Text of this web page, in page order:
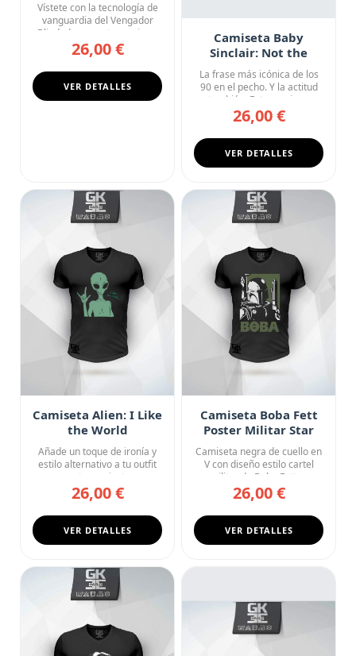
Vístete con la tecnología de
vanguardia del Vengador
Blindado con esta camise...
26,00 €
VER DETALLES
Camiseta Baby
Sinclair: Not the
Mama!
La frase más icónica de los
90 en el pecho. Y la actitud
también. Esta camise...
26,00 €
VER DETALLES
Camiseta Alien: I Like
the World
Añade un toque de ironía y
estilo alternativo a tu outfit
con esta camiseta n...
26,00 €
VER DETALLES
Camiseta Boba Fett
Poster Militar Star
Wars
Camiseta negra de cuello en
V con diseño estilo cartel
militar de Boba Fett, ...
26,00 €
VER DETALLES